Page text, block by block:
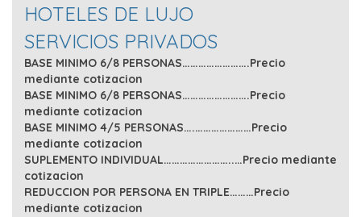
HOTELES DE LUJO
SERVICIOS PRIVADOS
BASE MINIMO 6/8 PERSONAS…………………….Precio
mediante cotizacion
BASE MINIMO 6/8 PERSONAS…………………….Precio
mediante cotizacion
BASE MINIMO 4/5 PERSONAS….…………………Precio
mediante cotizacion
SUPLEMENTO INDIVIDUAL……………………..…Precio mediante
cotizacion
REDUCCION POR PERSONA EN TRIPLE………Precio
mediante cotizacion